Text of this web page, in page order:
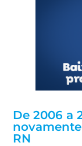
De 2006 a
RN